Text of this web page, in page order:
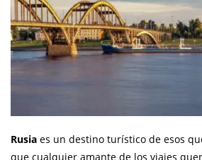
Rusia es un destino turístico de esos
que cualquier amante de los viajes